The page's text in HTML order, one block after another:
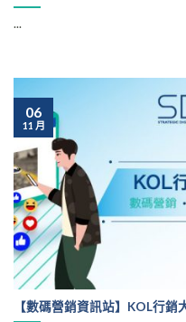
...
【數碼營銷資訊站】KOL行銷
06
11 月